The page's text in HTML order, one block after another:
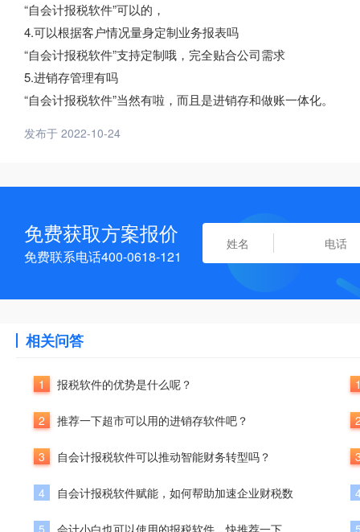
“自会计报税软件”可以的，
4.可以根据客户情况量身定制业务报表吗
“自会计报税软件”支持定制哦，完全贴合公司需求
5.进销存管理有吗
“自会计报税软件”当然有啦，而且是进销存和做账一体化。
发布于 2022-10-24
免费获取方案报价
免费联系电话400-0618-121
相关问答
1 报税软件的优势是什么呢？
2 推荐一下超市可以用的进销存软件吧？
3 自会计报税软件可以推动智能财务转型吗？
4 自会计报税软件赋能，如何帮助加速企业财税数
5 会计小白也可以使用的报税软件，快推荐一下